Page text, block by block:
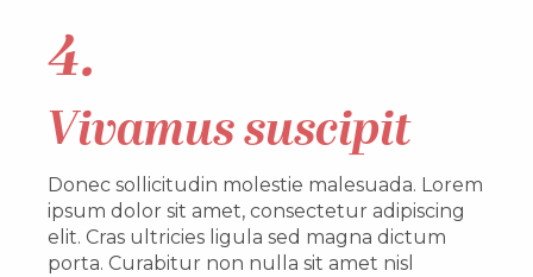
4.
Vivamus suscipit
Donec sollicitudin molestie malesuada. Lorem
ipsum dolor sit amet, consectetur adipiscing
elit. Cras ultricies ligula sed magna dictum
porta. Curabitur non nulla sit amet nisl